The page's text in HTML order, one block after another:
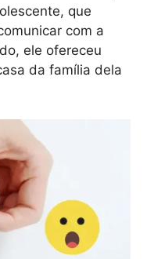
que
com a
ele ofereceu
da família dela